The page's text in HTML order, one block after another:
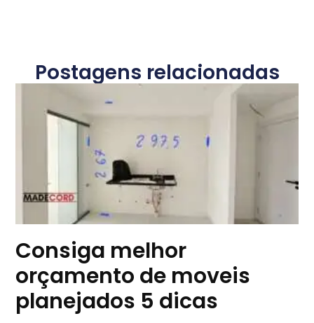
Postagens relacionadas
Consiga melhor
orçamento de moveis
planejados 5 dicas